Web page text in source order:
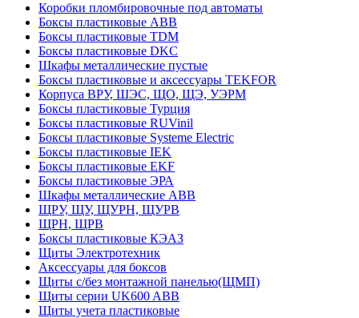
Коробки пломбировочные под автоматы
Боксы пластиковые ABB
Боксы пластиковые TDM
Боксы пластиковые DKC
Шкафы металлические пустые
Боксы пластиковые и аксессуары TEKFOR
Корпуса ВРУ, ШЭС, ЩО, ЩЭ, УЭРМ
Боксы пластиковые Турция
Боксы пластиковые RUVinil
Боксы пластиковые Systeme Electric
Боксы пластиковые IEK
Боксы пластиковые EKF
Боксы пластиковые ЭРА
Шкафы металлические ABB
ЩРУ, ЩУ, ЩУРН, ЩУРВ
ЩРН, ЩРВ
Боксы пластиковые КЭАЗ
Щиты Электротехник
Аксессуары для боксов
Щиты с/без монтажной панелью(ЩМП)
Щиты серии UK600 ABB
Щиты учета пластиковые